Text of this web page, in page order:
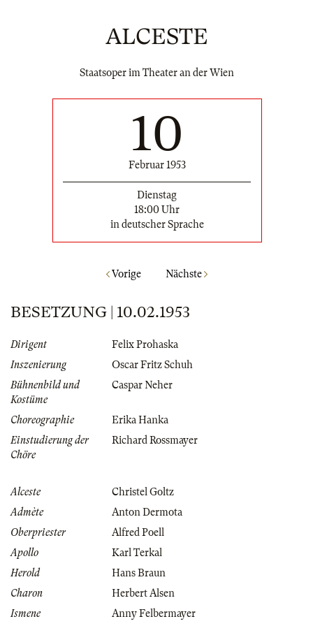
ALCESTE
Staatsoper im Theater an der Wien
10
Februar 1953
Dienstag
18:00 Uhr
in deutscher Sprache
Vorige Nächste
BESETZUNG | 10.02.1953
Dirigent
Felix Prohaska
Inszenierung
Oscar Fritz Schuh
Bühnenbild und
Kostüme
Caspar Neher
Choreographie
Erika Hanka
Einstudierung der
Chöre
Richard Rossmayer
Alceste
Christel Goltz
Admète
Anton Dermota
Oberpriester
Alfred Poell
Apollo
Karl Terkal
Herold
Hans Braun
Charon
Herbert Alsen
Ismene
Anny Felbermayer